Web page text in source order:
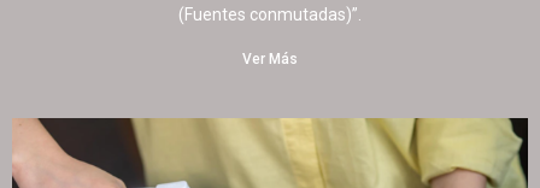
(Fuentes conmutadas)”.
Ver Más